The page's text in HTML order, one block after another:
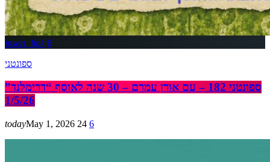
insert_link 6
ספונטני
ספונטני 182 – עם אורן עמרם – 30 שנה לאוסף “דרימלנד”
1/5/26
todayMay 1, 2026 24 6